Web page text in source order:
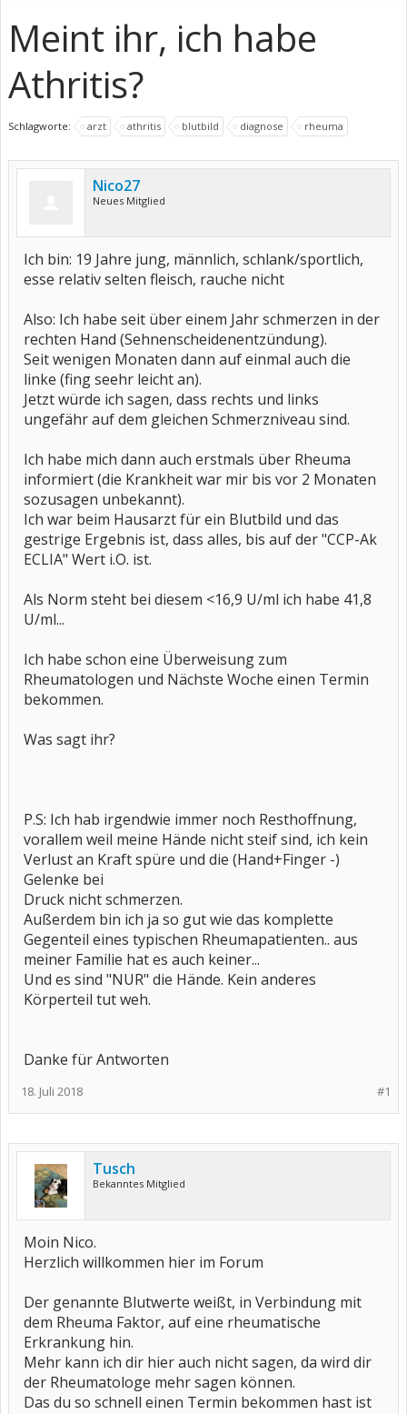
Meint ihr, ich habe
Athritis?
Schlagworte: arzt athritis blutbild diagnose rheuma
Nico27
Neues Mitglied
Ich bin: 19 Jahre jung, männlich, schlank/sportlich,
esse relativ selten fleisch, rauche nicht
Also: Ich habe seit über einem Jahr schmerzen in der
rechten Hand (Sehnenscheidenentzündung).
Seit wenigen Monaten dann auf einmal auch die
linke (fing seehr leicht an).
Jetzt würde ich sagen, dass rechts und links
ungefähr auf dem gleichen Schmerzniveau sind.
Ich habe mich dann auch erstmals über Rheuma
informiert (die Krankheit war mir bis vor 2 Monaten
sozusagen unbekannt).
Ich war beim Hausarzt für ein Blutbild und das
gestrige Ergebnis ist, dass alles, bis auf der "CCP-Ak
ECLIA" Wert i.O. ist.
Als Norm steht bei diesem <16,9 U/ml ich habe 41,8
U/ml...
Ich habe schon eine Überweisung zum
Rheumatologen und Nächste Woche einen Termin
bekommen.
Was sagt ihr?
P.S: Ich hab irgendwie immer noch Resthoffnung,
vorallem weil meine Hände nicht steif sind, ich kein
Verlust an Kraft spüre und die (Hand+Finger -)
Gelenke bei
Druck nicht schmerzen.
Außerdem bin ich ja so gut wie das komplette
Gegenteil eines typischen Rheumapatienten.. aus
meiner Familie hat es auch keiner...
Und es sind "NUR" die Hände. Kein anderes
Körperteil tut weh.
Danke für Antworten
#1
18. Juli 2018
Tusch
Bekanntes Mitglied
Moin Nico.
Herzlich willkommen hier im Forum
Der genannte Blutwerte weißt, in Verbindung mit
dem Rheuma Faktor, auf eine rheumatische
Erkrankung hin.
Mehr kann ich dir hier auch nicht sagen, da wird dir
der Rheumatologe mehr sagen können.
Das du so schnell einen Termin bekommen hast ist